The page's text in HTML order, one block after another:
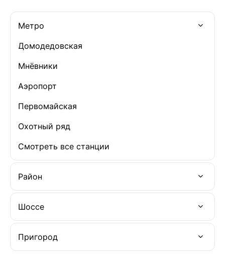
Метро
Домодедовская
Мнёвники
Аэропорт
Первомайская
Охотный ряд
Смотреть все станции
Район
Шоссе
Пригород